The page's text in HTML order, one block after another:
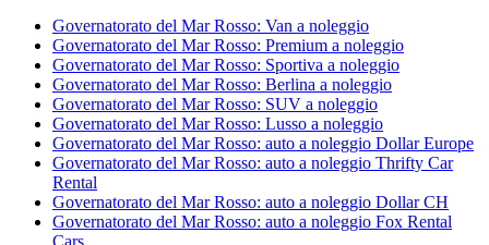
Governatorato del Mar Rosso: Van a noleggio
Governatorato del Mar Rosso: Premium a noleggio
Governatorato del Mar Rosso: Sportiva a noleggio
Governatorato del Mar Rosso: Berlina a noleggio
Governatorato del Mar Rosso: SUV a noleggio
Governatorato del Mar Rosso: Lusso a noleggio
Governatorato del Mar Rosso: auto a noleggio Dollar Europe
Governatorato del Mar Rosso: auto a noleggio Thrifty Car
Rental
Governatorato del Mar Rosso: auto a noleggio Dollar CH
Governatorato del Mar Rosso: auto a noleggio Fox Rental